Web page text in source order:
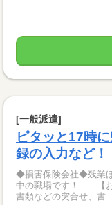
[一般派遣]
ピタッと17時
録の入力など！
◆損害保険会社◆残業
中の職場です！ 【お
書類などの突合せ、書...